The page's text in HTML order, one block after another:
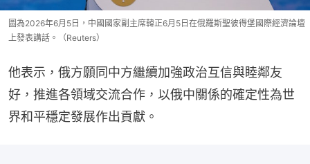
圖為2026年6月5日，中國國家副主席韓正6月5日在俄羅斯聖彼得堡國際經濟論壇
上發表講話。（Reuters）
他表示，俄方願同中方繼續加強政治互信與睦鄰友
好，推進各領域交流合作，以俄中關係的確定性為世
界和平穩定發展作出貢獻。